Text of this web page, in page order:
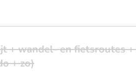
+ wandel- en fietsroutes
+ zo)